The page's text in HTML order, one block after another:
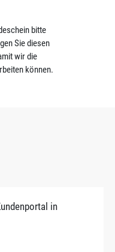
bitte
Sie diesen
wir die
können.
in